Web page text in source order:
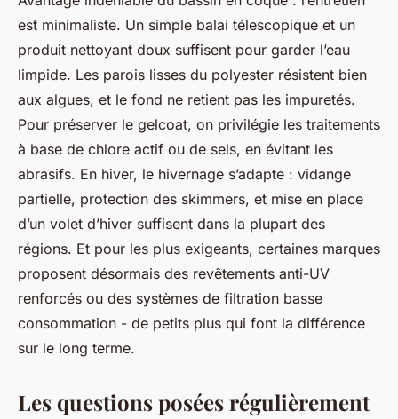
est minimaliste. Un simple balai télescopique et un
produit nettoyant doux suffisent pour garder l’eau
limpide. Les parois lisses du polyester résistent bien
aux algues, et le fond ne retient pas les impuretés.
Pour préserver le gelcoat, on privilégie les traitements
à base de chlore actif ou de sels, en évitant les
abrasifs. En hiver, le hivernage s’adapte : vidange
partielle, protection des skimmers, et mise en place
d’un volet d’hiver suffisent dans la plupart des
régions. Et pour les plus exigeants, certaines marques
proposent désormais des revêtements anti-UV
renforcés ou des systèmes de filtration basse
consommation - de petits plus qui font la différence
sur le long terme.
Les questions posées régulièrement